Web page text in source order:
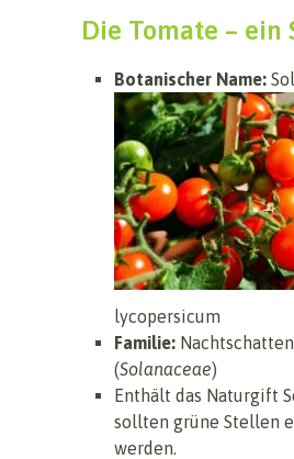
Die Tomate – ein
Botanischer Name:
lycopersicum
Familie:
(Solanaceae)
Enthält das Naturgift
sollten grüne Stellen
werden.